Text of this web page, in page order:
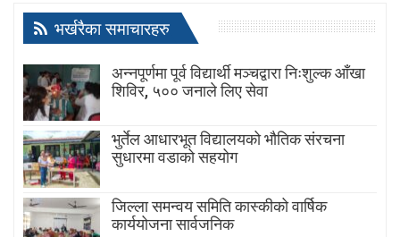
भर्खरैका समाचारहरु
अन्नपूर्णमा पूर्व विद्यार्थी मञ्चद्वारा निःशुल्क आँखा
शिविर, ५०० जनाले लिए सेवा
भुर्तेल आधारभूत विद्यालयको भौतिक संरचना
सुधारमा वडाको सहयोग
जिल्ला समन्वय समिति कास्कीको वार्षिक
कार्ययोजना सार्वजनिक